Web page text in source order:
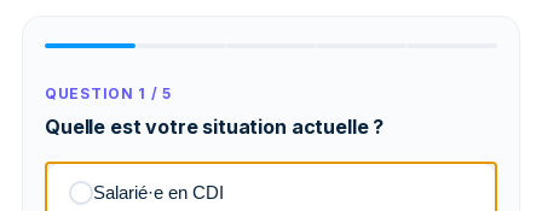
QUESTION 1 / 5
Quelle est votre situation actuelle ?
Salarié·e en CDI